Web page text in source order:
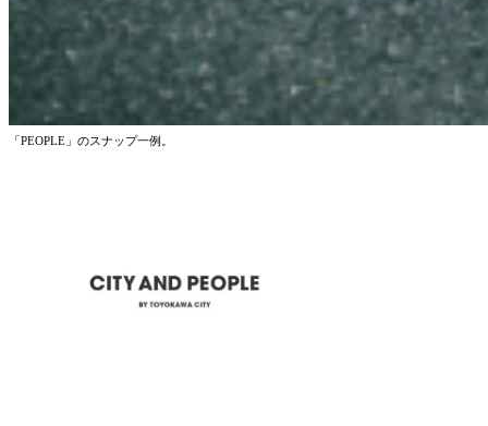
「PEOPLE」のスナップ一例。